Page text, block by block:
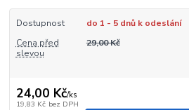
Dostupnost
do 1 - 5 dnů k odeslání
Cena před
slevou
29,00 Kč
24,00 Kč/ks
19,83 Kč bez DPH